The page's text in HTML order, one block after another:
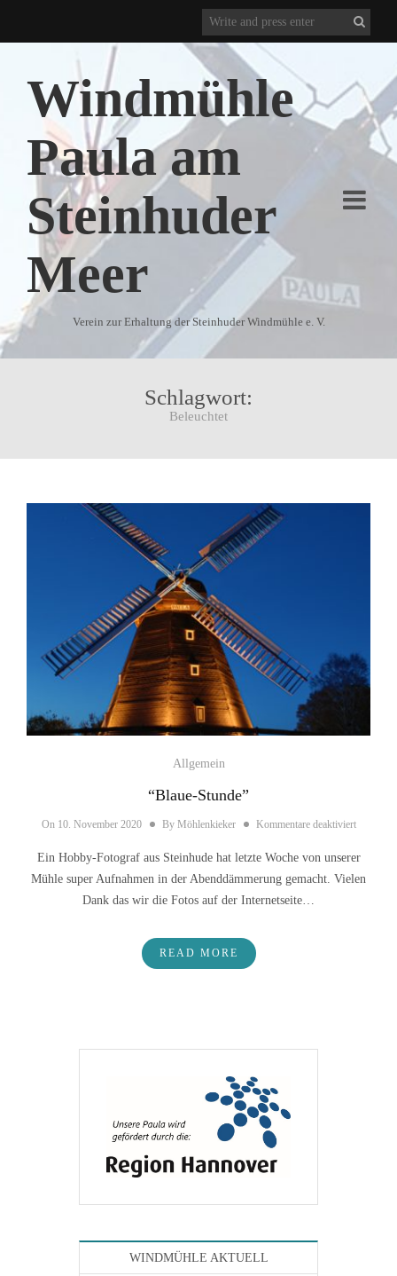
Windmühle
Paula am
Steinhuder
Meer
Verein zur Erhaltung der Steinhuder Windmühle e. V.
Schlagwort:
Beleuchtet
Allgemein
“Blaue-Stunde”
On10. November 2020 By Möhlenkieker Kommentare deaktiviertfür
Ein Hobby-Fotograf aus Steinhude hat letzte Woche von unserer
Mühle super Aufnahmen in der Abenddämmerung gemacht. Vielen
Dank das wir die Fotos auf der Internetseite…
READ MORE
WINDMÜHLE AKTUELL